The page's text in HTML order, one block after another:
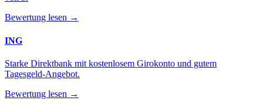
Bewertung lesen →
ING
Starke Direktbank mit kostenlosem Girokonto und gutem
Tagesgeld-Angebot.
Bewertung lesen →